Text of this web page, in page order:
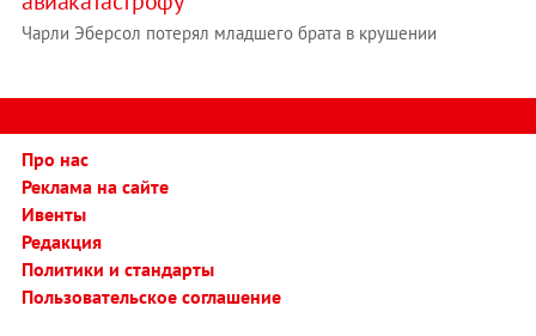
Чарли Эберсол потерял младшего брата в крушении
Про нас
Реклама на сайте
Ивенты
Редакция
Политики и стандарты
Пользовательское соглашение